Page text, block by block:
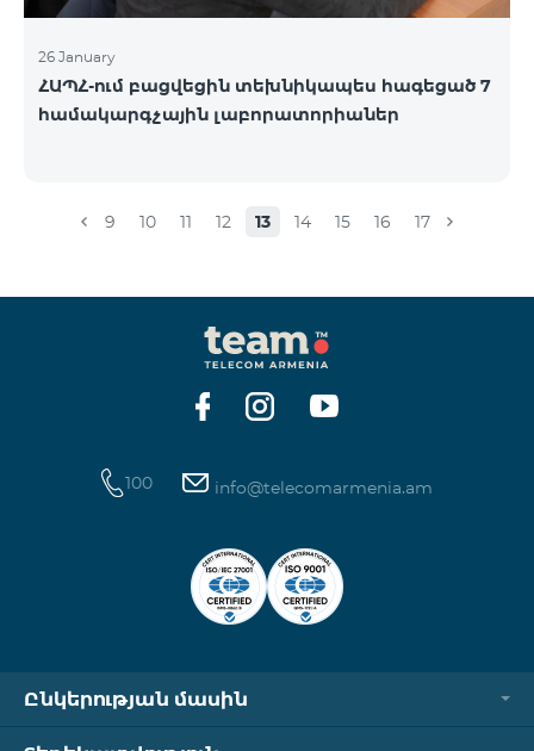
26 January
ՀԱՊՀ-ում բացվեցին տեխնիկապես հագեցած 7
համակարգչային լաբորատորիաներ
9 10 11 12 13 14 15 16 17
100 info@telecomarmenia.am
Ընկերության մասին